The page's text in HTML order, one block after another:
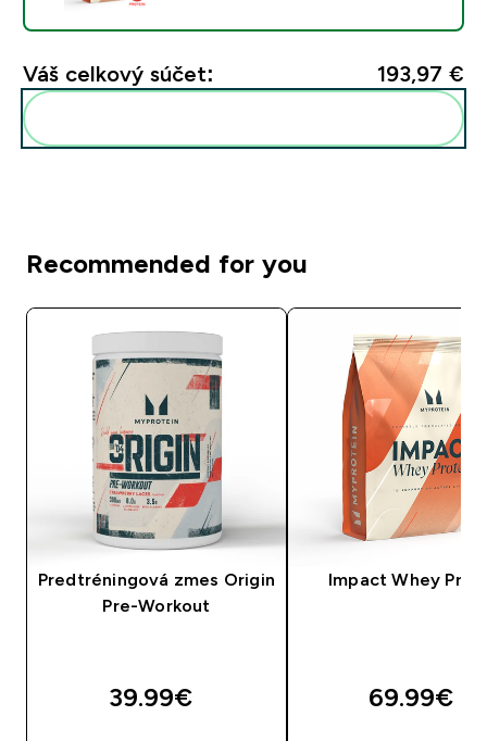
Váš celkový súčet: 193,97 €‎
Recommended for you
Predtréningová zmes Origin
Pre-Workout
39.99€‎
Impact Whey
69.99€‎